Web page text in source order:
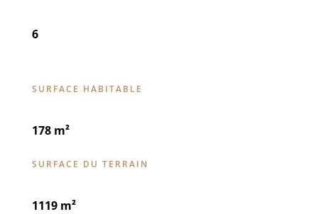
6
SURFACE HABITABLE
178 m²
SURFACE DU TERRAIN
1119 m²